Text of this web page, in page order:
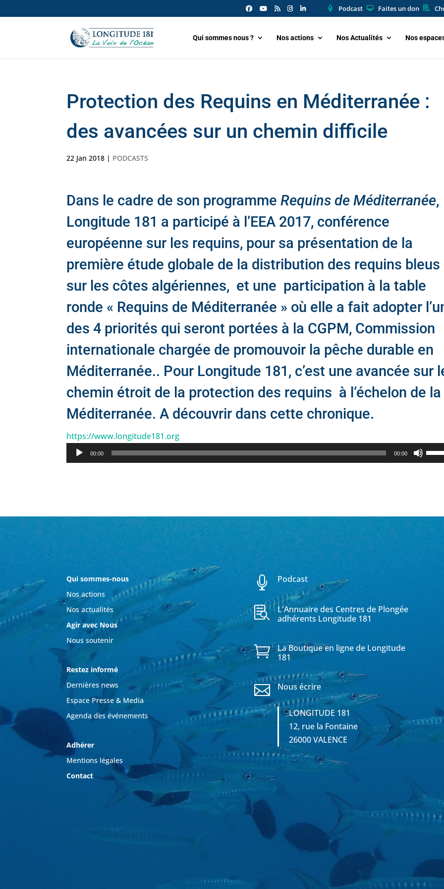
Podcast Faites un don
Qui sommes nous ? Nos actions Nos Actualités Nos
Protection des Requins en Méditerranée :
des avancées sur un chemin difficile
22 Jan 2018 | PODCASTS
Dans le cadre de son programmeRequins de Méditerranée,
Longitude 181 a participé à l’EEA 2017, conférence
européenne sur les requins, pour sa présentation de la
première étude globale de la distribution des requins bleus
sur les côtes algériennes, et une participation à la table
ronde « Requins de Méditerranée » où elle a fait adopter
des 4 priorités qui seront portées à la CGPM, Commission
internationale chargée de promouvoir la pêche durable en
Méditerranée.. Pour Longitude 181, c’est une avancée sur
chemin étroit de la protection des requins à l’échelon de la
Méditerranée. A découvrir dans cette chronique.
https://www.longitude181.org
Lecteur
audio
00:00 00:00
les
Qui sommes-nous
Nos actions
Nos actualités
Agir avec Nous
Nous soutenir
Restez informé
Dernières news
Espace Presse & Media
Agenda des événements
Adhérer
Mentions légales
Contact
 Podcast

L'Annuaire des Centres de Plongée
adhérents Longitude 181

La Boutique en ligne de Longitude
181
 Nous écrire
LONGITUDE 181
12, rue la Fontaine
26000 VALENCE